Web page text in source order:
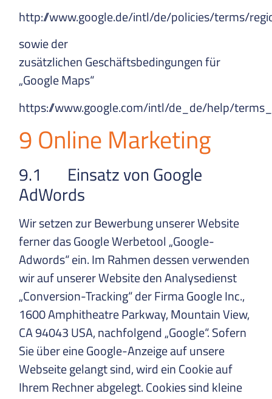
http://www.google.de/intl/de/policies/terms/
sowie der
zusätzlichen Geschäftsbedingungen für
„Google Maps“
https://www.google.com/intl/de_de/help/
9 Online Marketing
9.1 Einsatz von Google
AdWords
Wir setzen zur Bewerbung unserer Website
ferner das Google Werbetool „Google-
Adwords“ ein. Im Rahmen dessen verwenden
wir auf unserer Website den Analysedienst
„Conversion-Tracking“ der Firma Google Inc.,
1600 Amphitheatre Parkway, Mountain View,
CA 94043 USA, nachfolgend „Google“. Sofern
Sie über eine Google-Anzeige auf unsere
Webseite gelangt sind, wird ein Cookie auf
Ihrem Rechner abgelegt. Cookies sind kleine